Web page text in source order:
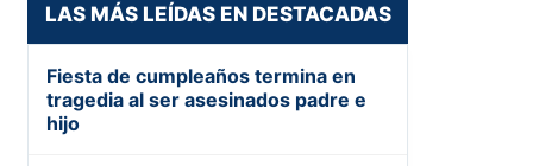
LAS MÁS LEÍDAS EN DESTACADAS
Fiesta de cumpleaños termina en
tragedia al ser asesinados padre e
hijo